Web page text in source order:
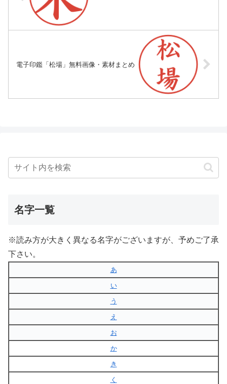
電子印鑑「松場」無料画像・素材まとめ
名字一覧
※読み方が大きく異なる名字がございますが、予めご了承
下さい。
あ
い
う
え
お
か
き
く